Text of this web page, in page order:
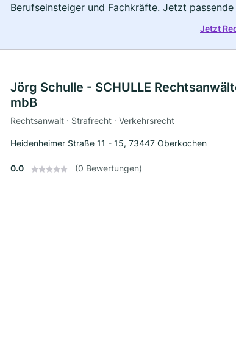
Berufseinsteiger und Fachkräfte. Jetzt
Jetzt
Jörg Schulle - SCHULLE
mbB
Rechtsanwalt · Strafrecht · Verkehrsrecht
Heidenheimer Straße 11 - 15, 73447 Oberkochen
0.0 (0 Bewertungen)